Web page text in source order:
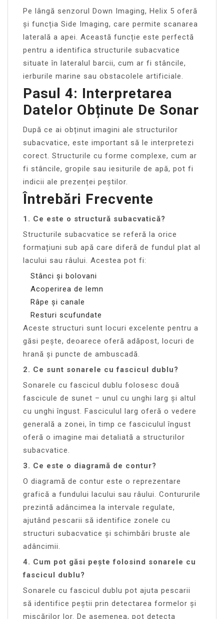
Pe lângă senzorul Down Imaging, Helix 5 oferă
și funcția Side Imaging, care permite scanarea
laterală a apei. Această funcție este perfectă
pentru a identifica structurile subacvatice
situate în lateralul barcii, cum ar fi stâncile,
ierburile marine sau obstacolele artificiale.
Pasul 4: Interpretarea
Datelor Obținute De Sonar
După ce ai obținut imagini ale structurilor
subacvatice, este important să le interpretezi
corect. Structurile cu forme complexe, cum ar
fi stâncile, gropile sau iesiturile de apă, pot fi
indicii ale prezenței peștilor.
Întrebări Frecvente
1. Ce este o structură subacvatică?
Structurile subacvatice se referă la orice
formațiuni sub apă care diferă de fundul plat al
lacului sau râului. Acestea pot fi:
Stânci și bolovani
Acoperirea de lemn
Râpe și canale
Resturi scufundate
Aceste structuri sunt locuri excelente pentru a
găsi pește, deoarece oferă adăpost, locuri de
hrană și puncte de ambuscadă.
2. Ce sunt sonarele cu fascicul dublu?
Sonarele cu fascicul dublu folosesc două
fascicule de sunet – unul cu unghi larg și altul
cu unghi îngust. Fasciculul larg oferă o vedere
generală a zonei, în timp ce fasciculul îngust
oferă o imagine mai detaliată a structurilor
subacvatice.
3. Ce este o diagramă de contur?
O diagramă de contur este o reprezentare
grafică a fundului lacului sau râului. Contururile
prezintă adâncimea la intervale regulate,
ajutând pescarii să identifice zonele cu
structuri subacvatice și schimbări bruste ale
adâncimii.
4. Cum pot găsi pește folosind sonarele cu
fascicul dublu?
Sonarele cu fascicul dublu pot ajuta pescarii
să identifice peștii prin detectarea formelor și
mișcărilor lor. De asemenea, pot detecta